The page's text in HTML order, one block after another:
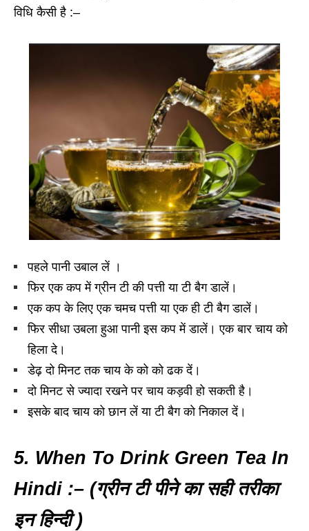
विधि कैसी है :–
पहले पानी उबाल लें ।
फिर एक कप में ग्रीन टी की पत्ती या टी बैग डालें।
एक कप के लिए एक चमच पत्ती या एक ही टी बैग डालें।
फिर सीधा उबला हुआ पानी इस कप में डालें। एक बार चाय को
हिला दे।
डेढ़ दो मिनट तक चाय के को को ढक दें।
दो मिनट से ज्यादा रखने पर चाय कड़वी हो सकती है।
इसके बाद चाय को छान लें या टी बैग को निकाल दें।
5. When To Drink Green Tea In
Hindi :– (ग्रीन टी पीने का सही तरीका
इन हिन्दी )